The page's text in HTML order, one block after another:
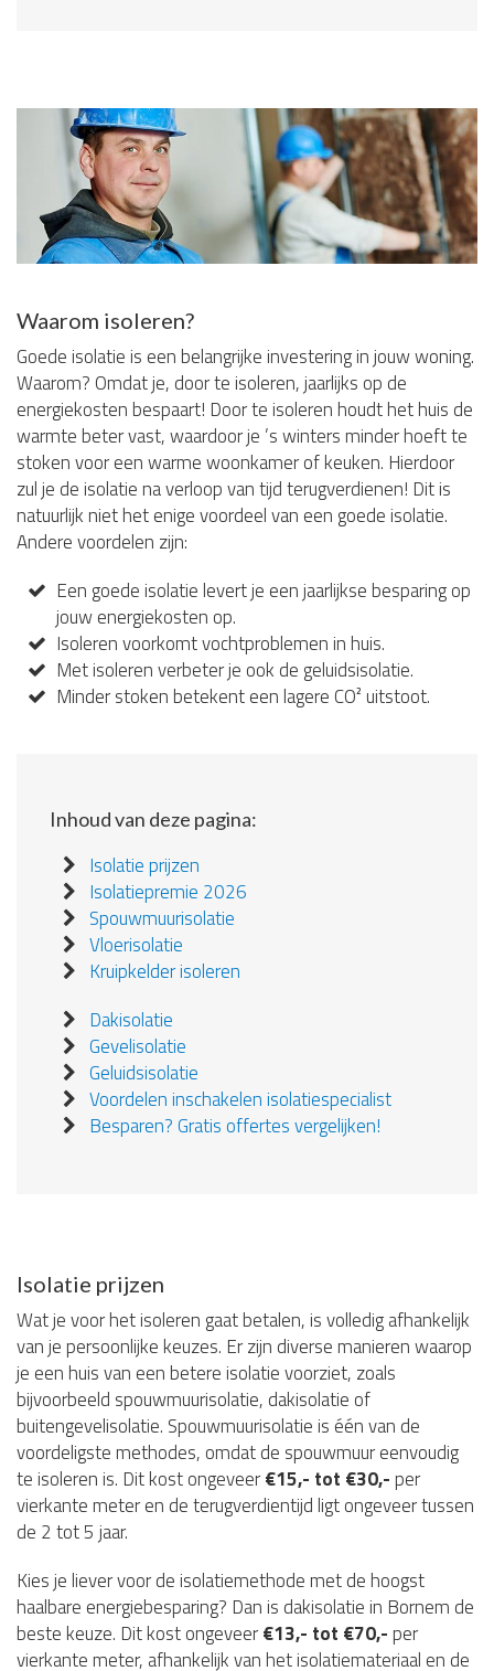
Waarom isoleren?
Goede isolatie is een belangrijke investering in jouw woning.
Waarom? Omdat je, door te isoleren, jaarlijks op de
energiekosten bespaart! Door te isoleren houdt het huis de
warmte beter vast, waardoor je ’s winters minder hoeft te
stoken voor een warme woonkamer of keuken. Hierdoor
zul je de isolatie na verloop van tijd terugverdienen! Dit is
natuurlijk niet het enige voordeel van een goede isolatie.
Andere voordelen zijn:
Een goede isolatie levert je een jaarlijkse besparing op
jouw energiekosten op.
Isoleren voorkomt vochtproblemen in huis.
Met isoleren verbeter je ook de geluidsisolatie.
Minder stoken betekent een lagere CO² uitstoot.
Inhoud van deze pagina:
Isolatie prijzen
Isolatiepremie 2026
Spouwmuurisolatie
Vloerisolatie
Kruipkelder isoleren
Dakisolatie
Gevelisolatie
Geluidsisolatie
Voordelen inschakelen isolatiespecialist
Besparen? Gratis offertes vergelijken!
Isolatie prijzen
Wat je voor het isoleren gaat betalen, is volledig afhankelijk
van je persoonlijke keuzes. Er zijn diverse manieren waarop
je een huis van een betere isolatie voorziet, zoals
bijvoorbeeld spouwmuurisolatie, dakisolatie of
buitengevelisolatie. Spouwmuurisolatie is één van de
voordeligste methodes, omdat de spouwmuur eenvoudig
te isoleren is. Dit kost ongeveer€15,- tot €30,- per
vierkante meter en de terugverdientijd ligt ongeveer tussen
de 2 tot 5 jaar.
Kies je liever voor de isolatiemethode met de hoogst
haalbare energiebesparing? Dan is dakisolatie in Bornem de
beste keuze. Dit kost ongeveer€13,- tot €70,- per
vierkante meter, afhankelijk van het isolatiemateriaal en de